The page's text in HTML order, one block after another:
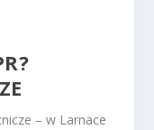
– w Larnace